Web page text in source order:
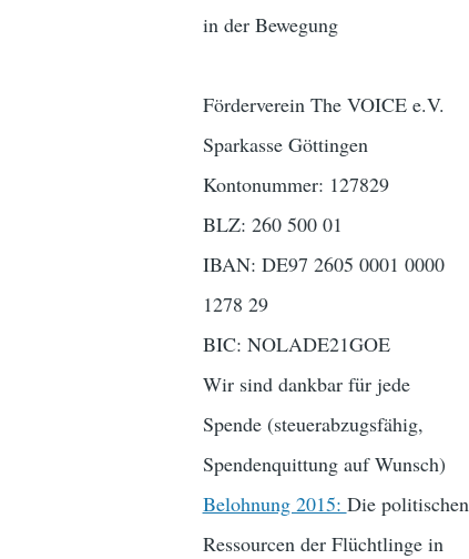
in der Bewegung
Förderverein The VOICE e.V.
Sparkasse Göttingen
Kontonummer: 127829
BLZ: 260 500 01
IBAN: DE97 2605 0001 0000
1278 29
BIC: NOLADE21GOE
Wir sind dankbar für jede
Spende (steuerabzugsfähig,
Spendenquittung auf Wunsch)
Belohnung 2015: Die politischen
Ressourcen der Flüchtlinge in